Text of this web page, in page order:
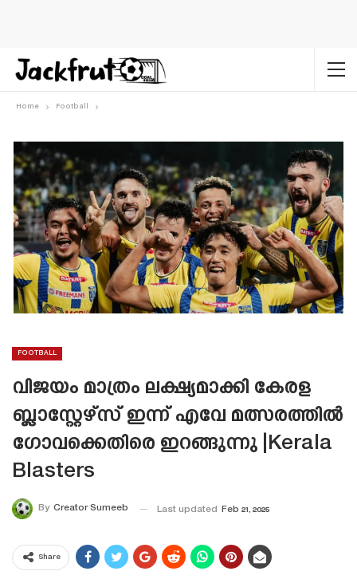
Home Football
FOOTBALL
വിജയം മാത്രം ലക്ഷ്യമാക്കി കേരള
ബ്ലാസ്റ്റേഴ്‌സ് ഇന്ന് എവേ മത്സരത്തിൽ
ഗോവക്കെതിരെ ഇറങ്ങുന്നു |Kerala
Blasters
By Creator Sumeeb Last updated Feb 21, 2025
Share